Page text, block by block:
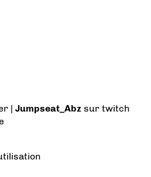
|Jumpseat_Abz sur twitch